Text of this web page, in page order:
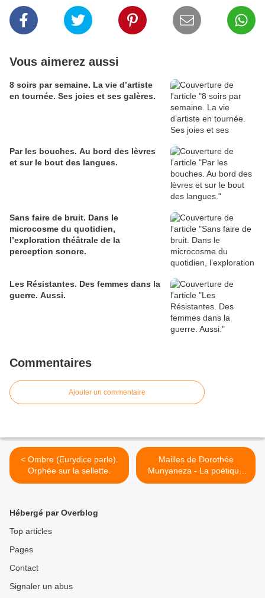
Vous aimerez aussi
8 soirs par semaine. La vie d’artiste
en tournée. Ses joies et ses galères.
Par les bouches. Au bord des lèvres
et sur le bout des langues.
Sans faire de bruit. Dans le
microcosme du quotidien,
l’exploration théâtrale de la
perception sonore.
Les Résistantes. Des femmes dans la
guerre. Aussi.
Commentaires
Ajouter un commentaire
< Ombre (Eurydice parle).
Orphée sur la sellette.
Mailles de Dorothée
Munyaneza - La poétique
de la joie comme résistance
Hébergé par Overblog
Top articles
Pages
Contact
Signaler un abus